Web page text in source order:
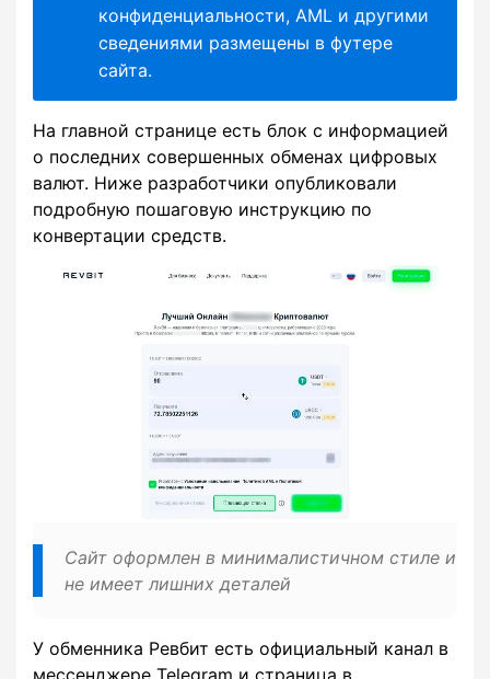
конфиденциальности, AML и другими
сведениями размещены в футере
сайта.
На главной странице есть блок с информацией
о последних совершенных обменах цифровых
валют. Ниже разработчики опубликовали
подробную пошаговую инструкцию по
конвертации средств.
Сайт оформлен в минималистичном стиле и
не имеет лишних деталей
У обменника Ревбит есть официальный канал в
мессенджере Telegram и страница в